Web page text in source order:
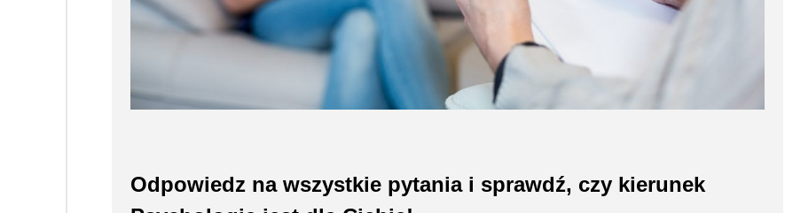
Odpowiedz na wszystkie pytania i sprawdź, czy kierunek